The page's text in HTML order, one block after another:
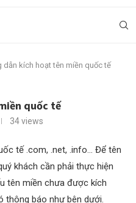
dẫn kích hoạt tên miền quốc tế
quốc tế
34views
tế .com, .net, .info… Để tên
khách cần phải thực hiện
tên miền chưa được kích
thông báo như bên dưới.